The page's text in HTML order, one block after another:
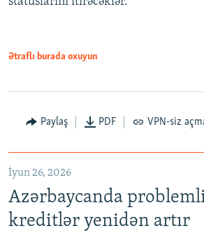
Auto 240p 360p
720p 1080p
Ətraflı burada oxuyun
Paylaş PDF VPN-siz
İyun 26, 2026
Azərbaycanda
kreditlər yenidən artır